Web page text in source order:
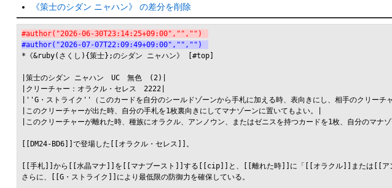
《策士のシダン ニャハン》 の差分を削除
#author("2026-06-30T23:14:25+09:00","","")
#author("2026-07-07T22:09:49+09:00","","")
*《&ruby(さくし){策士};のシダン ニャハン》 [#top]
|策士のシダン ニャハン　UC　無色　(2)|
|クリーチャー：オラクル・セレス　2222|
|''G・ストライク''（このカードを自分のシールドゾーンから手札に加える時、表向きにし、相手のクリーチ
|このクリーチャーが出た時、自分の手札を1枚裏向きにしてマナゾーンに置いてもよい。|
|このクリーチャーが離れた時、種族にオラクル、アンノウン、またはゼニスを持つカードを1枚、自分のマナ
[[DM24-BD6]]で登場した[[オラクル・セレス]]。
[[手札]]から[[水晶マナ]]を[[マナブースト]]する[[cip]]と、[[離れた時]]に「[[オラクル]]または[[ア
さらに、[[G・ストライク]]により最低限の防御力を確保している。